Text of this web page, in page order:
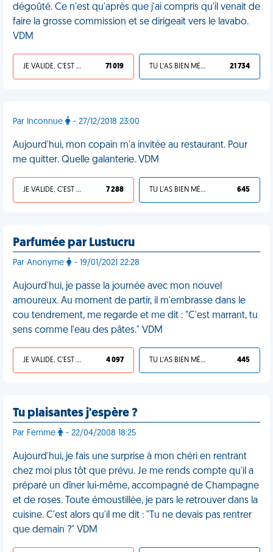
dégoûté. Ce n'est qu'après que j'ai compris qu'il venait de
faire la grosse commission et se dirigeait vers le lavabo.
VDM
JE VALIDE, C'EST UNE VDM 71 019 TU L'AS BIEN MÉRITÉ 21 734
Par Inconnue - 27/12/2018 23:00
Aujourd'hui, mon copain m'a invitée au restaurant. Pour
me quitter. Quelle galanterie. VDM
JE VALIDE, C'EST UNE VDM 7 288 TU L'AS BIEN MÉRITÉ 645
Parfumée par Lustucru
Par Anonyme - 19/01/2021 22:28
Aujourd'hui, je passe la journée avec mon nouvel
amoureux. Au moment de partir, il m'embrasse dans le
cou tendrement, me regarde et me dit : "C'est marrant, tu
sens comme l'eau des pâtes." VDM
JE VALIDE, C'EST UNE VDM 4 097 TU L'AS BIEN MÉRITÉ 445
Tu plaisantes j'espère ?
Par Femme - 22/04/2008 18:25
Aujourd'hui, je fais une surprise à mon chéri en rentrant
chez moi plus tôt que prévu. Je me rends compte qu'il a
préparé un dîner lui-même, accompagné de Champagne
et de roses. Toute émoustillée, je pars le retrouver dans la
cuisine. C'est alors qu'il me dit : "Tu ne devais pas rentrer
que demain ?" VDM